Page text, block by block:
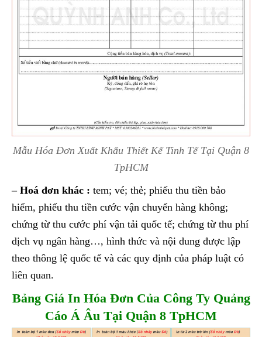
Mẫu Hóa Đơn Xuất Khẩu Thiết Kế Tinh Tế Tại Quận 8
TpHCM
– Hoá đơn khác : tem; vé; thẻ; phiếu thu tiền bảo
hiểm, phiếu thu tiền cước vận chuyển hàng không;
chứng từ thu cước phí vận tải quốc tế; chứng từ thu phí
dịch vụ ngân hàng…, hình thức và nội dung được lập
theo thông lệ quốc tế và các quy định của pháp luật có
liên quan.
Bảng Giá In Hóa Đơn Của Công Ty Quảng
Cáo Á Âu Tại Quận 8 TpHCM